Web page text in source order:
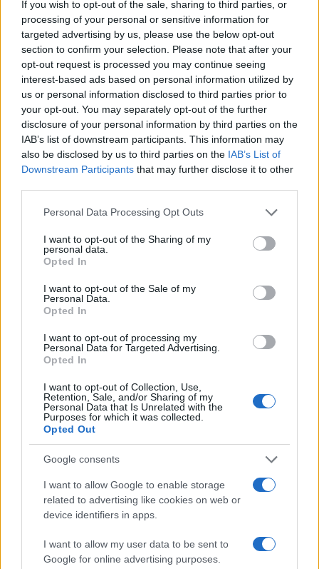
If you wish to opt-out of the sale, sharing to third parties, or
processing of your personal or sensitive information for
targeted advertising by us, please use the below opt-out
section to confirm your selection. Please note that after your
opt-out request is processed you may continue seeing
interest-based ads based on personal information utilized by
us or personal information disclosed to third parties prior to
your opt-out. You may separately opt-out of the further
disclosure of your personal information by third parties on the
IAB’s list of downstream participants. This information may
also be disclosed by us to third parties on the IAB’s List of
Downstream Participants that may further disclose it to other
Please note that this website/app uses one or more Google
not limited to your visit or usage behaviour. You may click to
grant or deny consent to Google and its third-party tags to
use your data for below specified purposes in below Google
consent section.
Personal Data Processing Opt Outs
I want to opt-out of the Sharing of my
personal data.
Opted In
I want to opt-out of the Sale of my
Personal Data.
Opted In
I want to opt-out of processing my
Personal Data for Targeted Advertising.
Opted In
I want to opt-out of Collection, Use,
Retention, Sale, and/or Sharing of my
Personal Data that Is Unrelated with the
Purposes for which it was collected.
Opted Out
Google consents
I want to allow Google to enable storage
related to advertising like cookies on web or
device identifiers in apps.
I want to allow my user data to be sent to
Google for online advertising purposes.
perfetto per comunicare un alto valore percepito.
AUTORE
Staff
Continua a leggere
LIFESTYLE